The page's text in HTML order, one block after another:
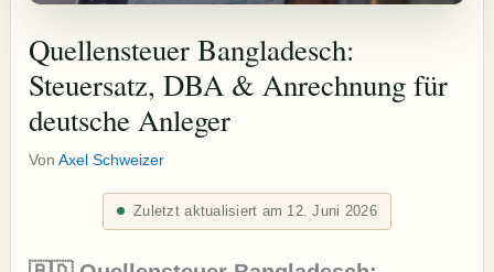
Quellensteuer Bangladesch:
Steuersatz, DBA & Anrechnung für
deutsche Anleger
Von Axel Schweizer
Zuletzt aktualisiert am 12. Juni 2026